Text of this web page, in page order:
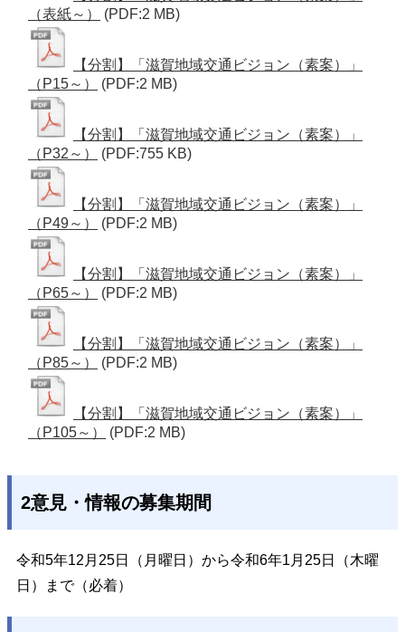
（表紙～）
(PDF:2 MB)
【分割】「滋賀地域交通ビジョン（素案）」
（P15～）
(PDF:2 MB)
【分割】「滋賀地域交通ビジョン（素案）」
（P32～）
(PDF:755 KB)
【分割】「滋賀地域交通ビジョン（素案）」
（P49～）
(PDF:2 MB)
【分割】「滋賀地域交通ビジョン（素案）」
（P65～）
(PDF:2 MB)
【分割】「滋賀地域交通ビジョン（素案）」
（P85～）
(PDF:2 MB)
【分割】「滋賀地域交通ビジョン（素案）」
（P105～）
(PDF:2 MB)
2意見・情報の募集期間
令和5年12月25日（月曜日）から令和6年1月25日（木曜
日）まで（必着）